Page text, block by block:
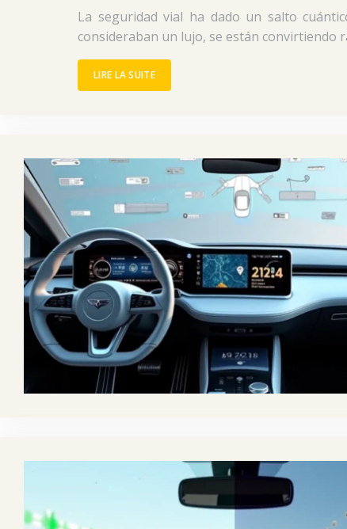
La seguridad vial ha dado un salto
consideraban un lujo, se están convirtiendo
LIRE LA SUITE